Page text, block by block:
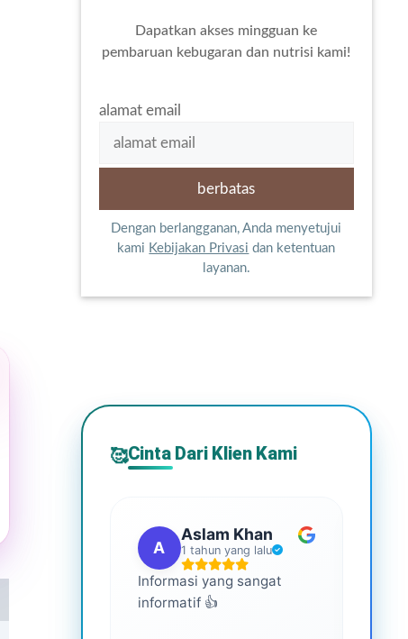
Dapatkan akses mingguan ke
pembaruan kebugaran dan nutrisi kami!
alamat email
Dengan berlangganan, Anda menyetujui
kami Kebijakan Privasi dan ketentuan
layanan.
🥰Cinta Dari Klien Kami
A
Aslam Khan
1 tahun yang lalu
Informasi yang sangat
informatif 👍